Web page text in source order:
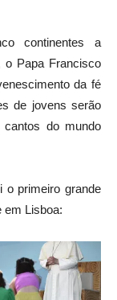
continentes a
o Papa Francisco
da fé
de jovens serão
cantos do mundo
o primeiro grande
em Lisboa: